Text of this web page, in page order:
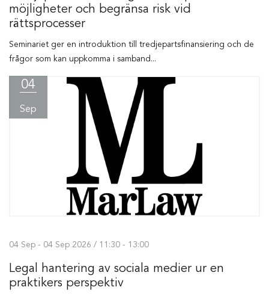
möjligheter och begränsa risk vid
rättsprocesser
Seminariet ger en introduktion till tredjepartsfinansiering och de
frågor som kan uppkomma i samband...
04
Sep
04 Sep - 04 Sep 2026 / 11:30 - 13:00
Legal hantering av sociala medier ur en
praktikers perspektiv